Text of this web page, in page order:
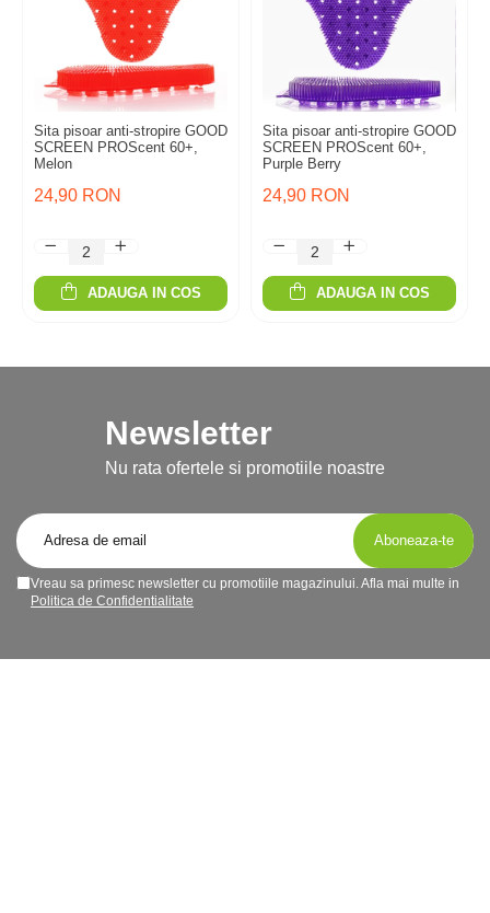
Sita pisoar anti-stropire GOOD
SCREEN PROScent 60+,
Melon
24,90 RON
ADAUGA IN COS
Sita pisoar anti-stropire GOOD
SCREEN PROScent 60+,
Purple Berry
24,90 RON
ADAUGA IN COS
Newsletter
Nu rata ofertele si promotiile noastre
Vreau sa primesc newsletter cu promotiile magazinului. Afla mai multe in
Politica de Confidentialitate